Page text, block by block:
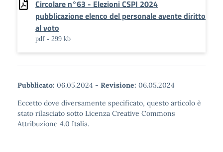
Circolare n°63 - Elezioni CSPI 2024
pubblicazione elenco del personale avente diritto
al voto
pdf - 299 kb
Pubblicato: 06.05.2024 - Revisione: 06.05.2024
Eccetto dove diversamente specificato, questo articolo è
stato rilasciato sotto Licenza Creative Commons
Attribuzione 4.0 Italia.